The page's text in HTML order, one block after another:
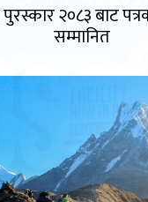
पुरस्कार २०८३ बाट
सम्मानित